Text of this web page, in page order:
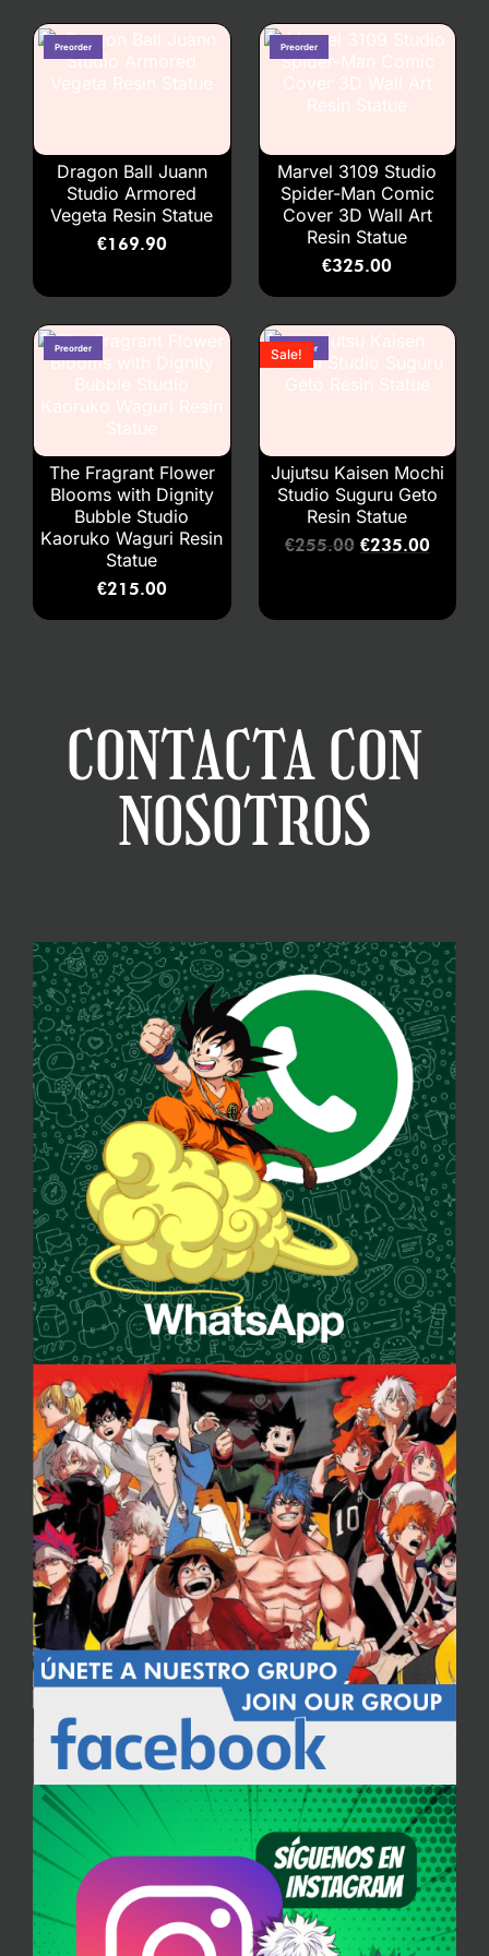
Dragon Ball Juann
Studio Armored
Vegeta Resin Statue
€169.90
Marvel 3109 Studio
Spider-Man Comic
Cover 3D Wall Art
Resin Statue
€325.00
The Fragrant Flower
Blooms with Dignity
Bubble Studio
Kaoruko Waguri Resin
Statue
€215.00
Sale!
Jujutsu Kaisen Mochi
Studio Suguru Geto
Resin Statue
€255.00 €235.00
CONTACTA CON
NOSOTROS